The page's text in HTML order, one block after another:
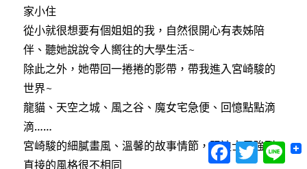
家小住
從小就很想要有個姐姐的我，自然很開心有表姊陪
伴、聽她說說令人嚮往的大學生活~
除此之外，她帶回一捲捲的影帶，帶我進入宮崎駿的
世界~
龍貓、天空之城、風之谷、魔女宅急便、回憶點點滴
滴……
宮崎駿的細膩畫風、溫馨的故事情節，跟迪士尼強烈
直接的風格很不相同
Facebook
Twitter